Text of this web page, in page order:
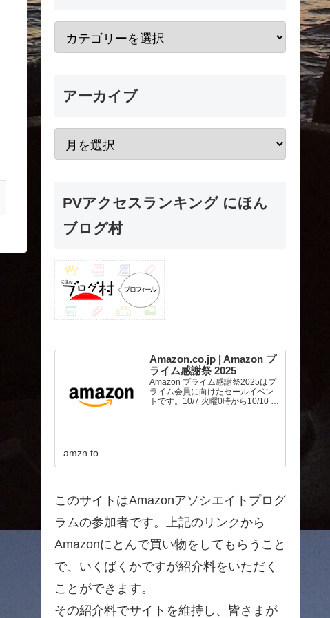
アーカイブ
PVアクセスランキング にほん
ブログ村
Amazon.co.jp | Amazon プ
ライム感謝祭 2025
Amazon プライム感謝祭2025はプ
ライム会員に向けたセールイベン
トです。10/7 火曜0時から10/10 金
amzn.to
このサイトはAmazonアソシエイトプログ
ラムの参加者です。上記のリンクから
Amazonにとんで買い物をしてもらうこと
で、いくばくかですが紹介料をいただく
ことができます。
その紹介料でサイトを維持し、皆さまが